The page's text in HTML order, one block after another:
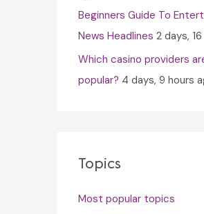
Beginners Guide To
News Headlines 2 days,
Which casino providers
popular? 4 days, 9 hours
Topics
Most popular topics